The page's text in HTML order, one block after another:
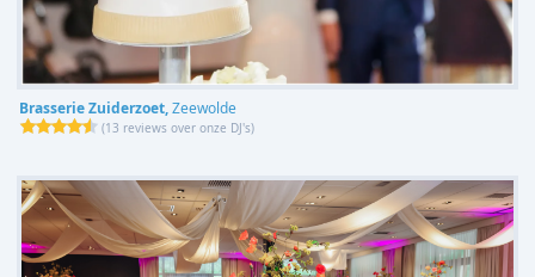
Brasserie Zuiderzoet,Zeewolde
(13 reviews over onze DJ's)